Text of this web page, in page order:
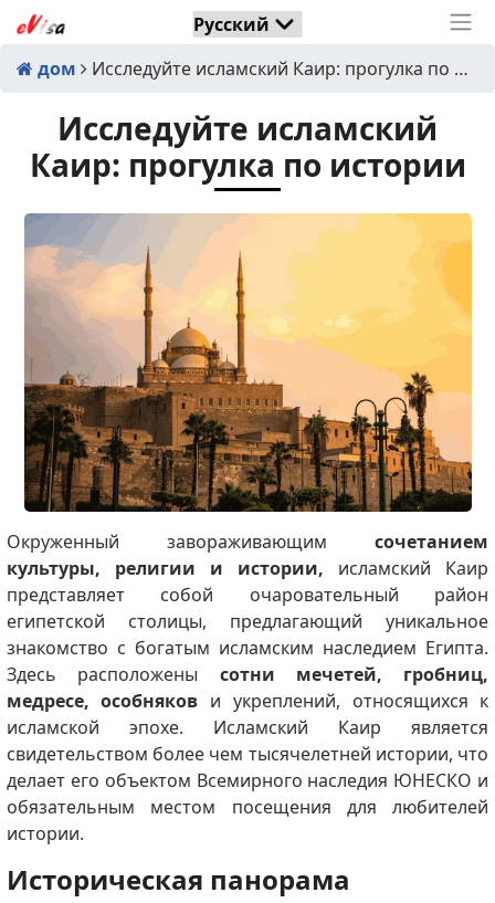
дом Исследуйте исламский Каир: прогулка по истории
Исследуйте исламский
Каир: прогулка по истории
Окруженный завораживающимсочетанием
культуры, религии и истории, исламский Каир
представляет собой очаровательный район
египетской столицы, предлагающий уникальное
знакомство с богатым исламским наследием Египта.
Здесь расположены сотни мечетей, гробниц,
медресе, особняков и укреплений, относящихся к
исламской эпохе. Исламский Каир является
свидетельством более чем тысячелетней истории, что
делает его объектом Всемирного наследия ЮНЕСКО и
обязательным местом посещения для любителей
истории.
Историческая панорама